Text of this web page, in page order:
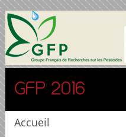
GFP 2016
Accueil